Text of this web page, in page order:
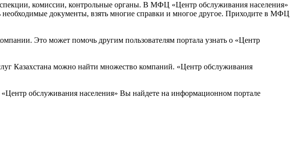
комиссии, контрольные органы. В МФЦ «Центр обслуживания населения»
документы, взять многие справки и многое другое. Приходите в МФЦ
Это может помочь другим пользователям портала узнать о «Центр
Казахстана можно найти множество компаний. «Центр обслуживания
обслуживания населения» Вы найдете на информационном портале